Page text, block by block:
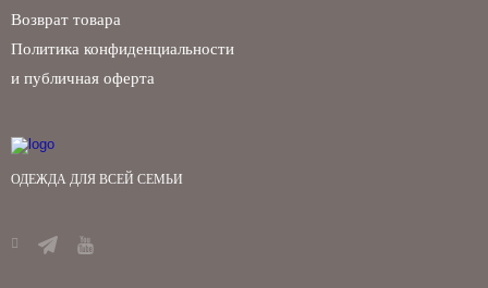
ОДЕЖДА ДЛЯ ВСЕЙ СЕМЬИ
Возврат товара
Политика конфиденциальности
и публичная оферта